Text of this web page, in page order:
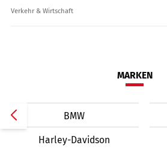
Verkehr & Wirtschaft
MARKEN
BMW
Harley-Davidson